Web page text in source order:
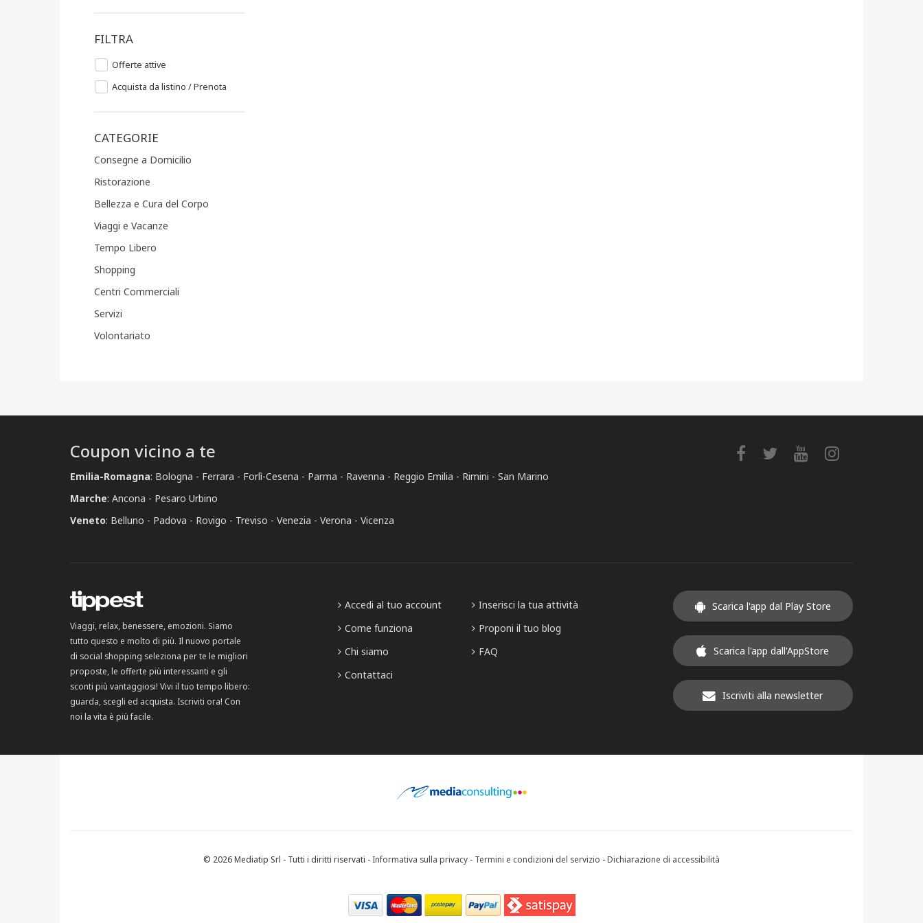
FILTRA
Offerte attive
Acquista da listino / Prenota
CATEGORIE
Consegne a Domicilio
Ristorazione
Bellezza e Cura del Corpo
Viaggi e Vacanze
Tempo Libero
Shopping
Centri Commerciali
Servizi
Volontariato
Coupon vicino a te
Emilia-Romagna: Bologna Ferrara Forlì-Cesena Parma Ravenna Reggio Emilia Rimini
San Marino
Marche: Ancona
Pesaro Urbino
Veneto: Belluno Padova Rovigo Treviso Venezia Verona Vicenza
Viaggi, relax, benessere, emozioni. Siamo
tutto questo e molto di più. Il nuovo portale
di social shopping seleziona per te le migliori
proposte, le offerte più interessanti e gli
sconti più vantaggiosi! Vivi il tuo tempo libero:
guarda, scegli ed acquista. Iscriviti ora! Con
noi la vita è più facile.
Accedi al tuo account
Come funziona
Chi siamo
Contattaci
Inserisci la tua attività
Proponi il tuo blog
FAQ
Scarica l'app dal Play Store
Scarica l'app dall'AppStore
Iscriviti alla newsletter
© 2026 Mediatip Srl - Tutti i diritti riservati - Informativa sulla privacy - Termini e condizioni del servizio -Dichiarazione di accessibilità